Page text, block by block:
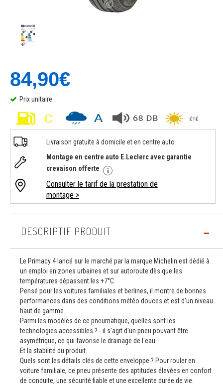
84,90€
Prix unitaire
Livraison gratuite à domicile et en centre auto
Montage en centre auto E.Leclerc avec garantie
crevaison offerte
Consulter le tarif de la prestation de
montage >
DESCRIPTIF PRODUIT
Le Primacy 4 lancé sur le marché par la marque Michelin est dédié à
un emploi en zones urbaines et sur autoroute dès que les
températures dépassent les +7°C.
Pensé pour les voitures familiales et berlines, il montre de bonnes
performances dans des conditions météo douces et est d'un niveau
haut de gamme.
Parmi les modèles de ce pneumatique, quelles sont les
technologies accessibles ? - il s'agit d'un pneu pouvant être
asymétrique, ce qui favorise le drainage de l'eau.
Et la stabilité du produit.
Quels sont les détails clés de cette enveloppe ? Pour rouler en
voiture familiale, ce pneu présente des aptitudes élevées en confort
de conduite, une sécurité fiable et une excellente durée de vie.